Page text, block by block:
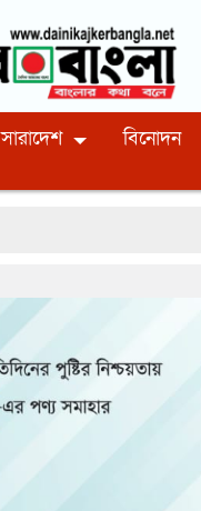
সারাদেশ বিনোদন